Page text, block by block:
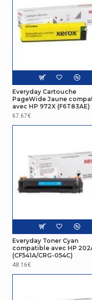
Type
Everyday Cartouche
PageWide Jaune
avec HP 972X (F6T83AE)
67.67€
Everyday Toner Cyan
compatible avec HP
(CF541A/CRG-054C)
48.16€